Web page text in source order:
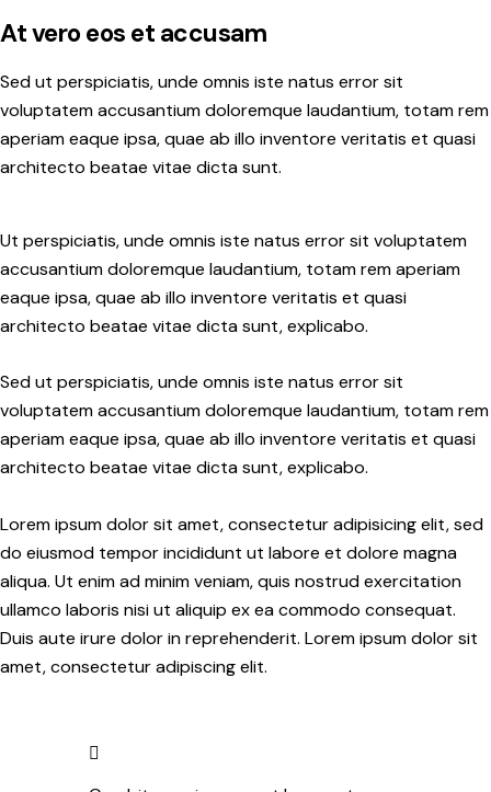
At vero eos et accusam
Sed ut perspiciatis, unde omnis iste natus error sit
voluptatem accusantium doloremque laudantium, totam rem
aperiam eaque ipsa, quae ab illo inventore veritatis et quasi
architecto beatae vitae dicta sunt.
Ut perspiciatis, unde omnis iste natus error sit voluptatem
accusantium doloremque laudantium, totam rem aperiam
eaque ipsa, quae ab illo inventore veritatis et quasi
architecto beatae vitae dicta sunt, explicabo.
Sed ut perspiciatis, unde omnis iste natus error sit
voluptatem accusantium doloremque laudantium, totam rem
aperiam eaque ipsa, quae ab illo inventore veritatis et quasi
architecto beatae vitae dicta sunt, explicabo.
Lorem ipsum dolor sit amet, consectetur adipisicing elit, sed
do eiusmod tempor incididunt ut labore et dolore magna
aliqua. Ut enim ad minim veniam, quis nostrud exercitation
ullamco laboris nisi ut aliquip ex ea commodo consequat.
Duis aute irure dolor in reprehenderit. Lorem ipsum dolor sit
amet, consectetur adipiscing elit.